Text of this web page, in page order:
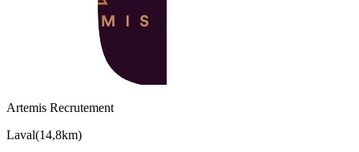
Artemis Recrutement
Laval(14,8km)